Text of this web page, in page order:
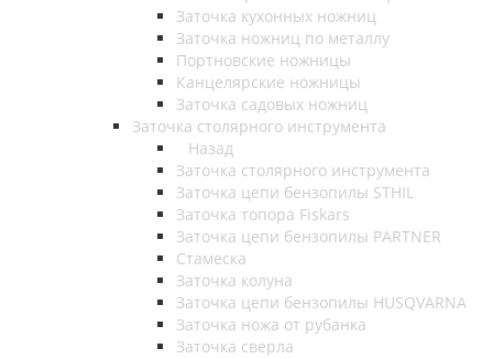
Заточка кухонных ножниц
Заточка ножниц по металлу
Портновские ножницы
Канцелярские ножницы
Заточка садовых ножниц
Заточка столярного инструмента
Назад
Заточка столярного инструмента
Заточка цепи бензопилы STHIL
Заточка топора Fiskars
Заточка цепи бензопилы PARTNER
Стамеска
Заточка колуна
Заточка цепи бензопилы HUSQVARNA
Заточка ножа от рубанка
Заточка сверла